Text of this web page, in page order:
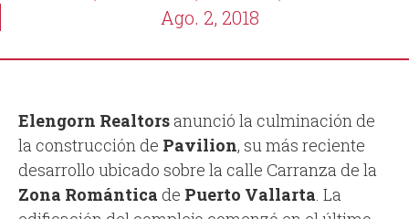
Ago. 2, 2018
Elengorn Realtorsanunció la culminación de
la construcción de Pavilion, su más reciente
desarrollo ubicado sobre la calle Carranza de la
Zona Romántica de Puerto Vallarta. La